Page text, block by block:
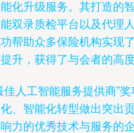
化升级服务。其打造的
双录质检平台以及代理
帮助众多保险机构实现
升，获得了与会者的高
佳人工智能服务提供商”
、智能化转型做出突出
力的优秀技术与服务的